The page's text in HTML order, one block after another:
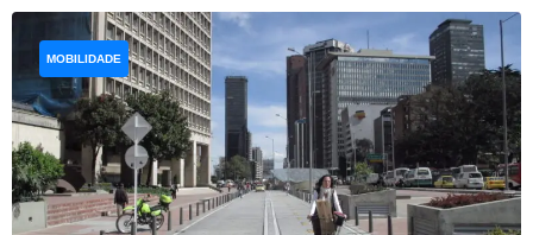
MOBILIDADE